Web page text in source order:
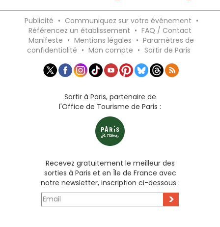
Publicité • Communiquez sur votre événement •
Référencez un établissement • FAQ / Contact
Manifeste • Mentions légales • Paramètres de
confidentialité • Mon compte • Sortir de Paris
Sortir à Paris, partenaire de
l'Office de Tourisme de Paris :
Recevez gratuitement le meilleur des
sorties à Paris et en Île de France avec
notre newsletter, inscription ci-dessous :
>